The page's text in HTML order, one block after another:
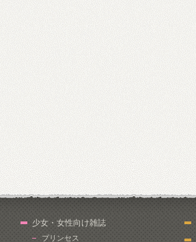
少女・女性向け雑誌
プリンセス